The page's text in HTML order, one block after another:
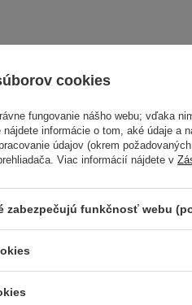
časti tváre a
a zvyšnú esenciu
informácie nájdete v
cookies
fungovanie nášho webu; vďaka
informácie o tom, aké údaje
údajov (okrem
Viac informácií nájdete v
zabezpečujú funkčnosť webu